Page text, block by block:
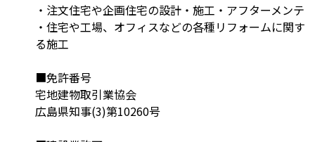
・注文住宅や企画住宅の設計・施工・アフターメンテ
・住宅や工場、オフィスなどの各種リフォームに関す
る施工
■免許番号
宅地建物取引業協会
広島県知事(3)第10260号